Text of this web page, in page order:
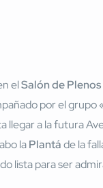
elSalón de
por el grupo
llegar a la futura
laPlantáde la
lista para ser